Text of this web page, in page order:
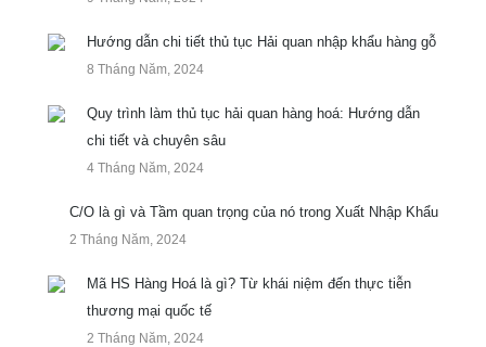
Hướng dẫn chi tiết thủ tục Hải quan nhập khẩu hàng gỗ
8 Tháng Năm, 2024
Quy trình làm thủ tục hải quan hàng hoá: Hướng dẫn
chi tiết và chuyên sâu
4 Tháng Năm, 2024
C/O là gì và Tầm quan trọng của nó trong Xuất Nhập Khẩu
2 Tháng Năm, 2024
Mã HS Hàng Hoá là gì? Từ khái niệm đến thực tiễn
thương mại quốc tế
2 Tháng Năm, 2024